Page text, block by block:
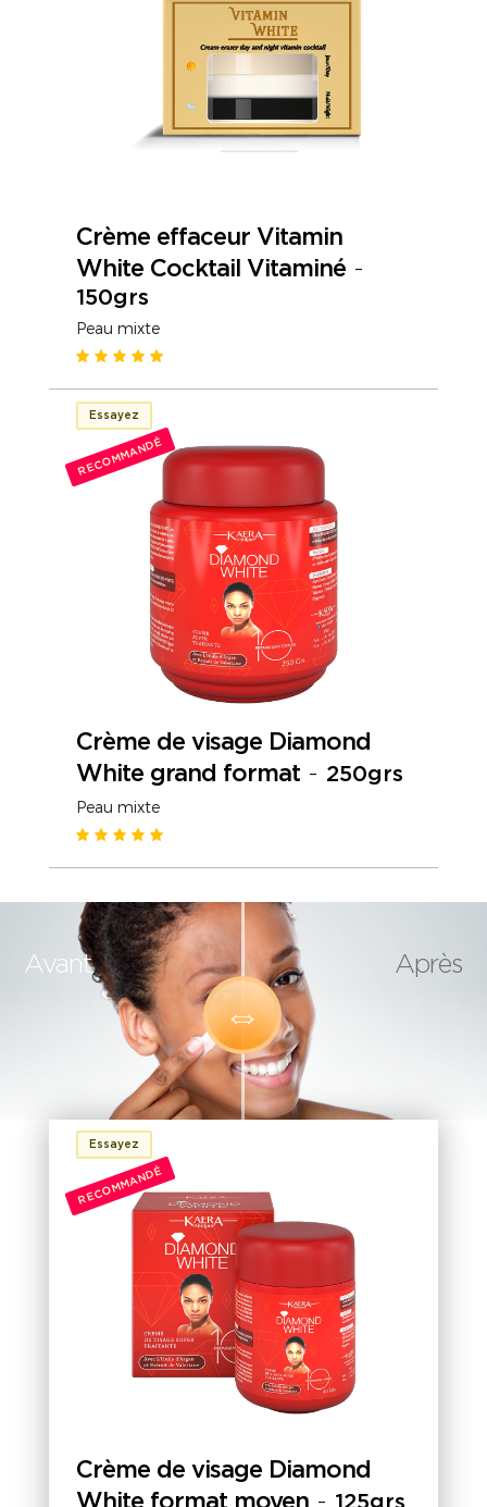
Crème effaceur Vitamin
White Cocktail Vitaminé-
150grs
Peau mixte
Essayez
RECOMMANDÉ
Crème de visage Diamond
White grand format- 250grs
Peau mixte
Avant Après
Essayez
RECOMMANDÉ
Crème de visage Diamond
White format moyen- 125grs